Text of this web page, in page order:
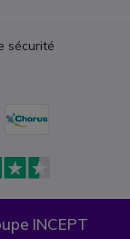
sécurité
INCEPT